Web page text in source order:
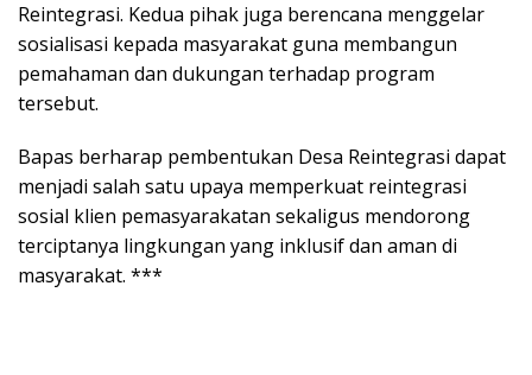
Reintegrasi. Kedua pihak juga berencana menggelar
sosialisasi kepada masyarakat guna membangun
pemahaman dan dukungan terhadap program
tersebut.
Bapas berharap pembentukan Desa Reintegrasi dapat
menjadi salah satu upaya memperkuat reintegrasi
sosial klien pemasyarakatan sekaligus mendorong
terciptanya lingkungan yang inklusif dan aman di
masyarakat. ***